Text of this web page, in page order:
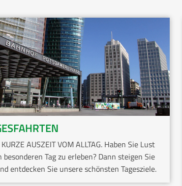
AUSZEIT VOM ALLTAG. Haben Sie Lust
besonderen Tag zu erleben? Dann steigen Sie
entdecken Sie unsere schönsten Tagesziele.